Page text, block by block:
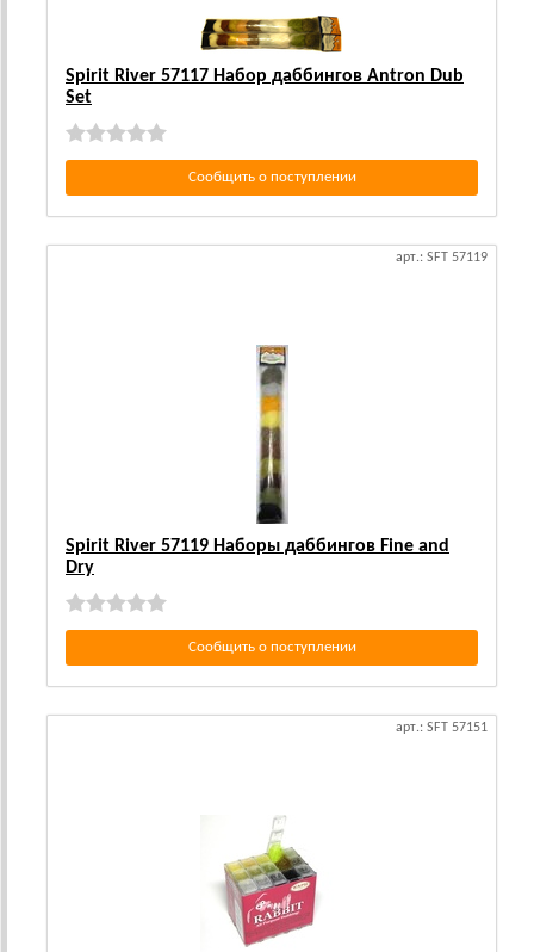
Spirit River 57117 Набор даббингов Antron Dub
Set
Сообщить о поступлении
арт.: SFT 57119
Spirit River 57119 Наборы даббингов Fine and
Dry
Сообщить о поступлении
арт.: SFT 57151